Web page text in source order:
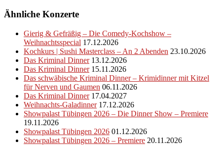
Ähnliche Konzerte
Gierig & Gefräßig – Die Comedy-Kochshow –
Weihnachtsspecial 17.12.2026
Kochkurs | Sushi Masterclass – An 2 Abenden 23.10.2026
Das Kriminal Dinner 13.12.2026
Das Kriminal Dinner 15.11.2026
Das schwäbische Kriminal Dinner – Krimidinner mit Kitzel
für Nerven und Gaumen 06.11.2026
Das Kriminal Dinner 17.04.2027
Weihnachts-Galadinner 17.12.2026
Showpalast Tübingen 2026 – Die Dinner Show – Premiere
19.11.2026
Showpalast Tübingen 2026 01.12.2026
Showpalast Tübingen 2026 – Premiere 20.11.2026